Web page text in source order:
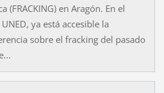
en Aragón. En el
ya está accesible la
sobre el fracking del pasado